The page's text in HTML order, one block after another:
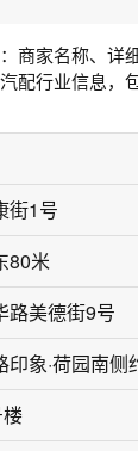
家名称、详
配行业信息，
街1号
80米
路美德街9号
象·荷园南侧